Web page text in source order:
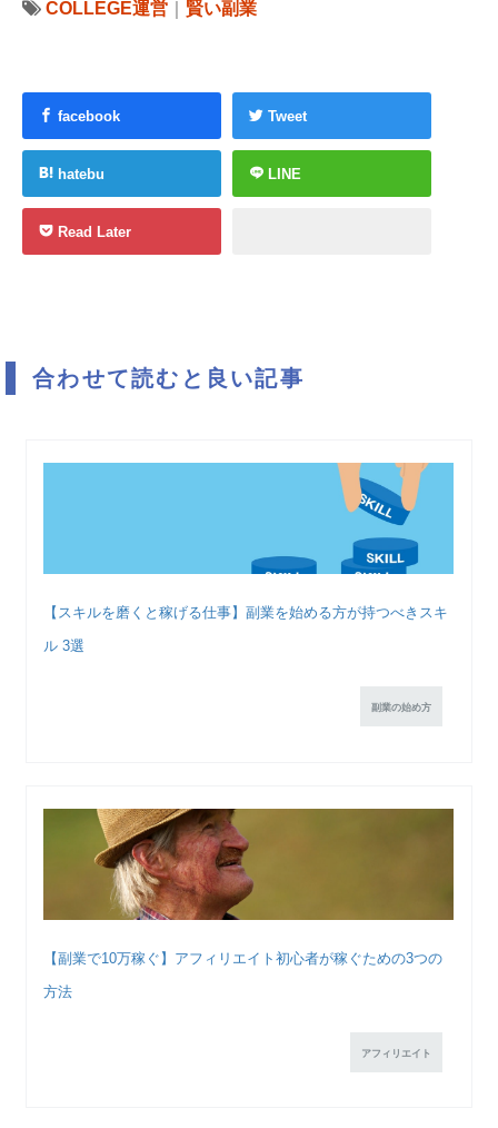
COLLEGE運営 賢い副業
facebook Tweet
hatebu LINE
Read Later
合わせて読むと良い記事
【スキルを磨くと稼げる仕事】副業を始める方が持つべきスキ
ル 3選
副業の始め方
【副業で10万稼ぐ】アフィリエイト初心者が稼ぐための3つの
方法
アフィリエイト